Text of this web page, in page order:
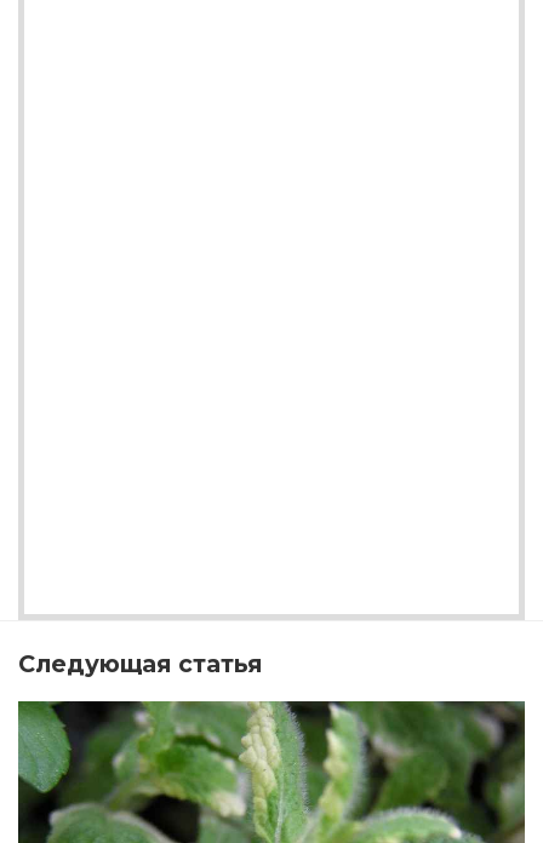
Следующая статья